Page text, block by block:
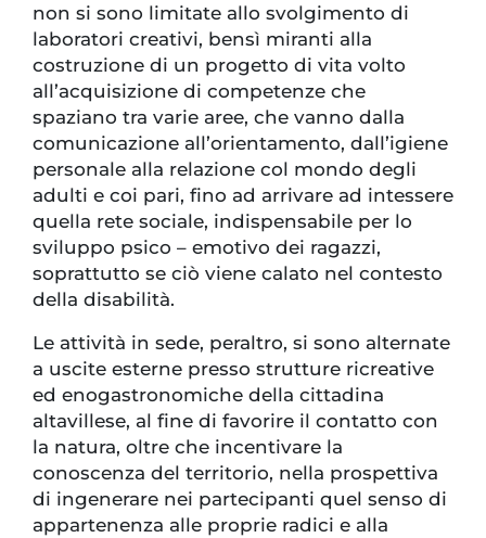
non si sono limitate allo svolgimento di
laboratori creativi, bensì miranti alla
costruzione di un progetto di vita volto
all’acquisizione di competenze che
spaziano tra varie aree, che vanno dalla
comunicazione all’orientamento, dall’igiene
personale alla relazione col mondo degli
adulti e coi pari, fino ad arrivare ad intessere
quella rete sociale, indispensabile per lo
sviluppo psico – emotivo dei ragazzi,
soprattutto se ciò viene calato nel contesto
della disabilità.
Le attività in sede, peraltro, si sono alternate
a uscite esterne presso strutture ricreative
ed enogastronomiche della cittadina
altavillese, al fine di favorire il contatto con
la natura, oltre che incentivare la
conoscenza del territorio, nella prospettiva
di ingenerare nei partecipanti quel senso di
appartenenza alle proprie radici e alla